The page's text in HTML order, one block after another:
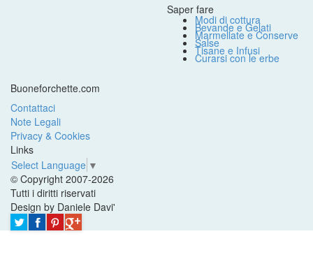
Saper fare
Modi di cottura
Bevande e Gelati
Marmellate e Conserve
Salse
Tisane e Infusi
Curarsi con le erbe
Buoneforchette.com
Contattaci
Note Legali
Privacy & Cookies
Links
Select Language ▼
© Copyright 2007-2026
Tutti i diritti riservati
Design by Daniele Davi'